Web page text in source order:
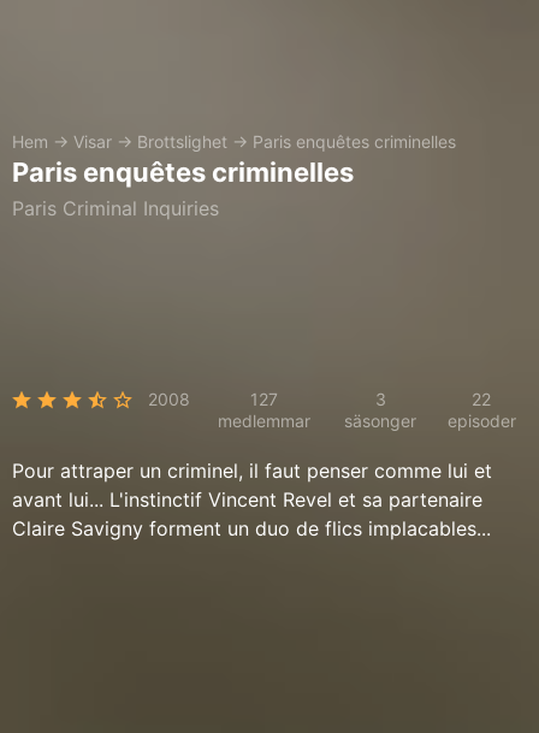
Hem → Visar → Brottslighet → Paris enquêtes criminelles
Paris enquêtes criminelles
Paris Criminal Inquiries
2008
127
medlemmar
3
säsonger
22
episoder
Pour attraper un criminel, il faut penser comme lui et
avant lui... L'instinctif Vincent Revel et sa partenaire
Claire Savigny forment un duo de flics implacables...